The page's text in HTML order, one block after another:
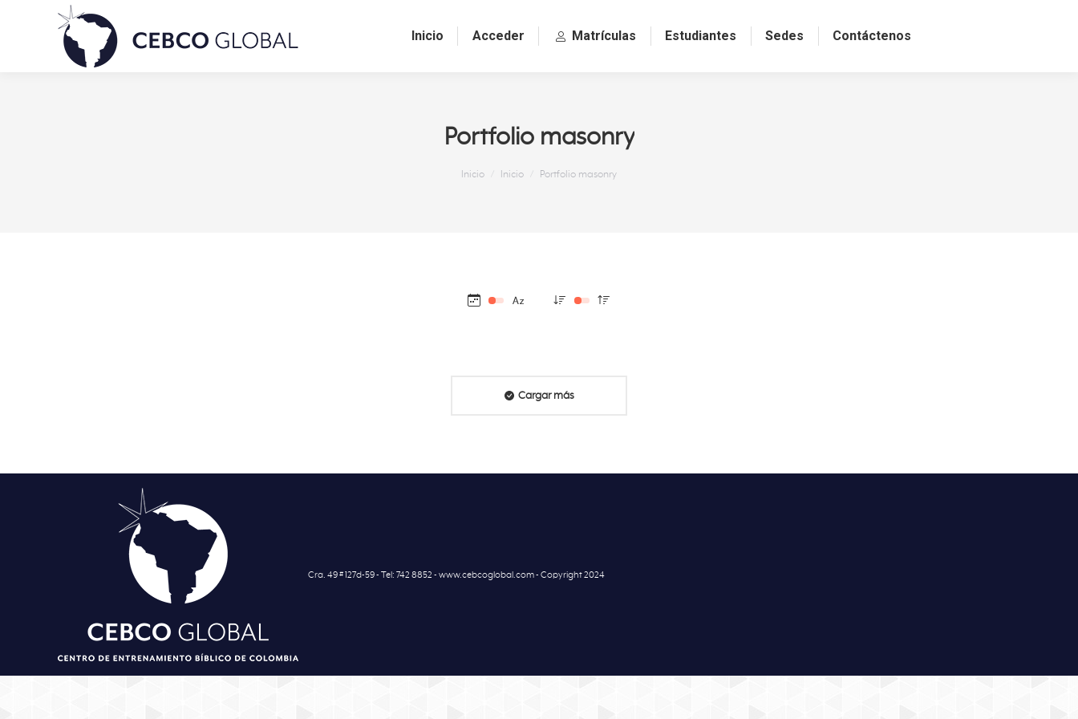
Inicio Acceder Matrículas Estudiantes Sedes Contáctenos
Portfolio masonry
Inicio Inicio Portfolio masonry
Cargar más
Cra. 49 # 127d-59 - Tel: 742 8852 - www.cebcoglobal.com - Copyright 2024